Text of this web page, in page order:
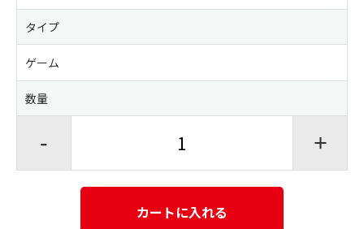
タイプ
ゲーム
数量
- +
カートに入れる